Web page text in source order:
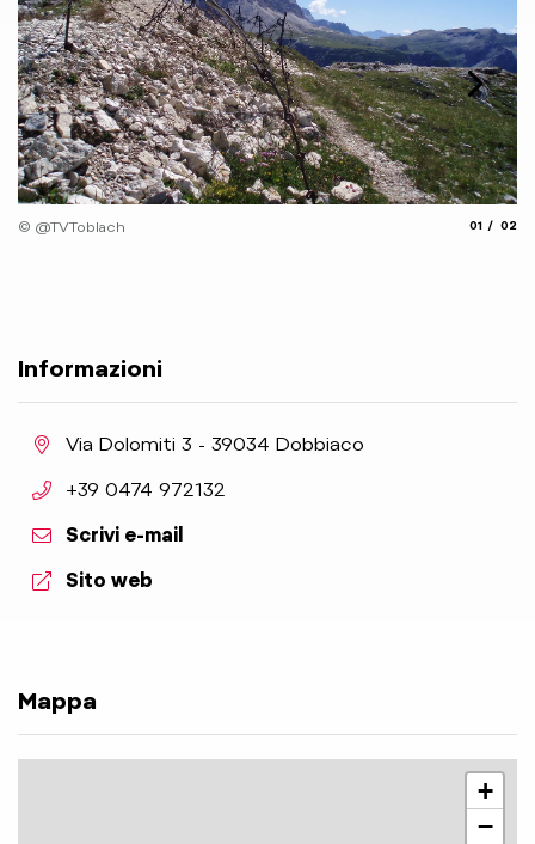
© @TVToblach 01 02
Informazioni
aria.location:
Via Dolomiti 3 - 39034 Dobbiaco
aria.phone:
+39 0474 972132
Scrivi e-mail
aria.website:
Sito web
Mappa
+
−